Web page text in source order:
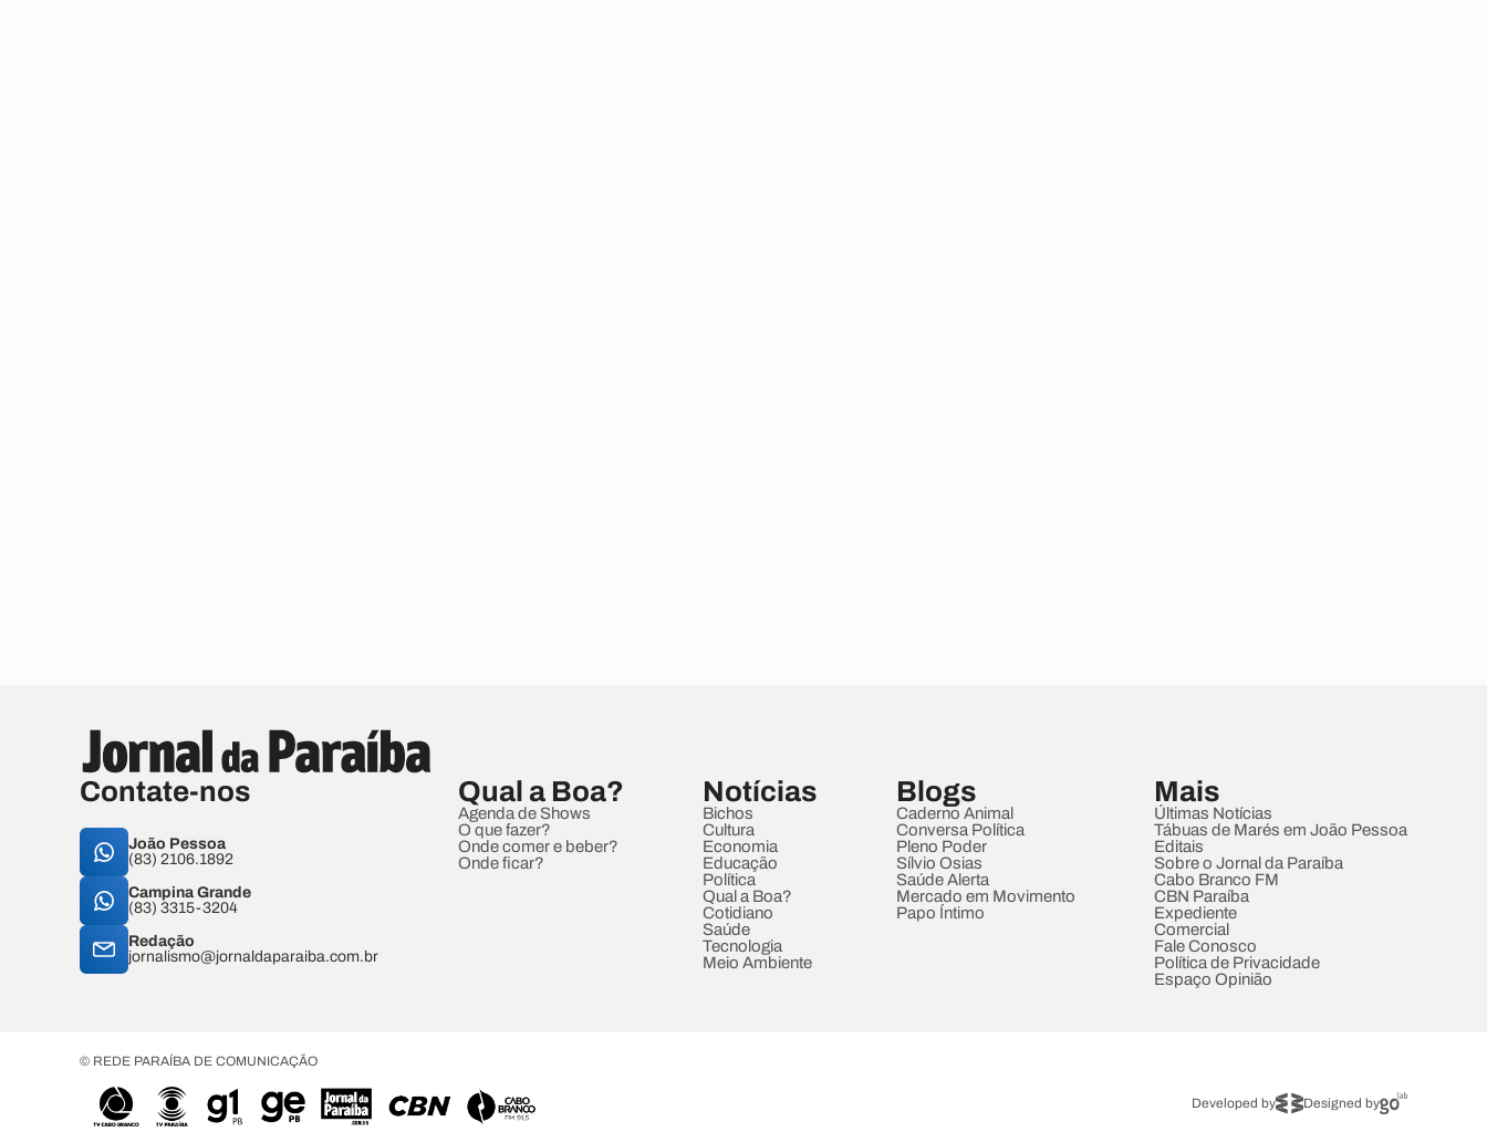
Contate-nos
João Pessoa
(83) 2106.1892
Campina Grande
(83) 3315-3204
Redação
jornalismo@jornaldaparaiba.com.br
Qual a Boa?
Agenda de Shows
O que fazer?
Onde comer e beber?
Onde ficar?
Notícias
Bichos
Cultura
Economia
Educação
Política
Qual a Boa?
Cotidiano
Saúde
Tecnologia
Meio Ambiente
Blogs
Caderno Animal
Conversa Política
Pleno Poder
Sílvio Osias
Saúde Alerta
Mercado em Movimento
Papo Íntimo
Mais
Últimas Notícias
Tábuas de Marés em João Pessoa
Editais
Sobre o Jornal da Paraíba
Cabo Branco FM
CBN Paraíba
Expediente
Comercial
Fale Conosco
Política de Privacidade
Espaço Opinião
© REDE PARAÍBA DE COMUNICAÇÃO
Developed by Designed by